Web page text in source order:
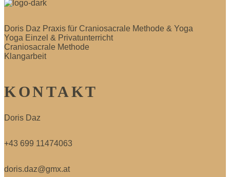
Doris Daz Praxis für Craniosacrale Methode & Yoga
Yoga Einzel & Privatunterricht
Craniosacrale Methode
Klangarbeit
KONTAKT
Doris Daz
+43 699 11474063
doris.daz@gmx.at